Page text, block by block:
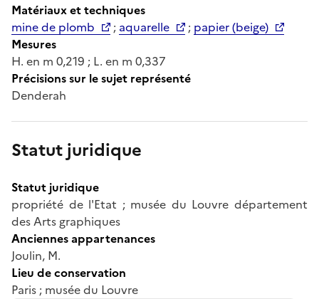
Matériaux et techniques
mine de plomb
; aquarelle ; papier (beige)
Mesures
H. en m 0,219 ; L. en m 0,337
Précisions sur le sujet représenté
Denderah
Statut juridique
Statut juridique
propriété de l'Etat ; musée du Louvre département
des Arts graphiques
Anciennes appartenances
Joulin, M.
Lieu de conservation
Paris ; musée du Louvre